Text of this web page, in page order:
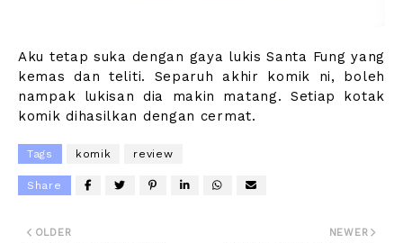
Aku tetap suka dengan gaya lukis Santa Fung yang
kemas dan teliti. Separuh akhir komik ni, boleh
nampak lukisan dia makin matang. Setiap kotak
komik dihasilkan dengan cermat.
Tags komik review
Share
NEWER
OLDER